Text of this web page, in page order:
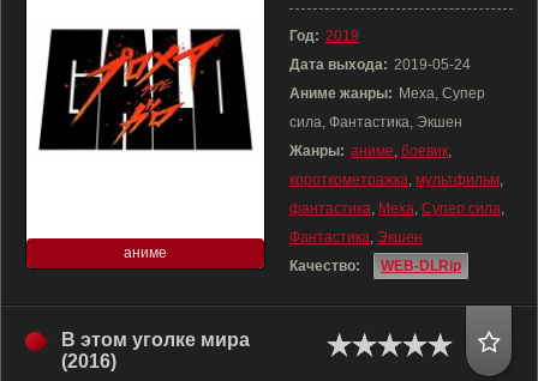
аниме
Год: 2019
Дата выхода: 2019-05-24
Аниме жанры: Меха, Супер
сила, Фантастика, Экшен
Жанры: аниме, боевик,
короткометражка, мультфильм,
фантастика, Меха, Супер сила,
Фантастика, Экшен
Качество:
WEB-DLRip
В этом уголке мира
(2016)